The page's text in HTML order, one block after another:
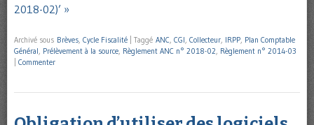
2018-02)’ »
Archivé sous Brèves, Cycle Fiscalité Taggé ANC, CGI, Collecteur, IRPP, Plan Comptable
Général, Prélèvement à la source, Règlement ANC n° 2018-02, Règlement n° 2014-03
Commenter